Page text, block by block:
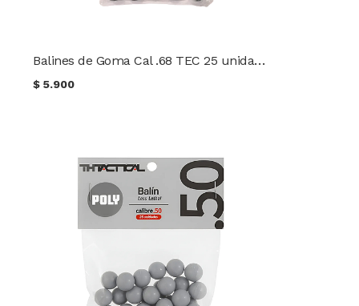
Balines de Goma Cal .68 TEC 25 unidades
$5.900